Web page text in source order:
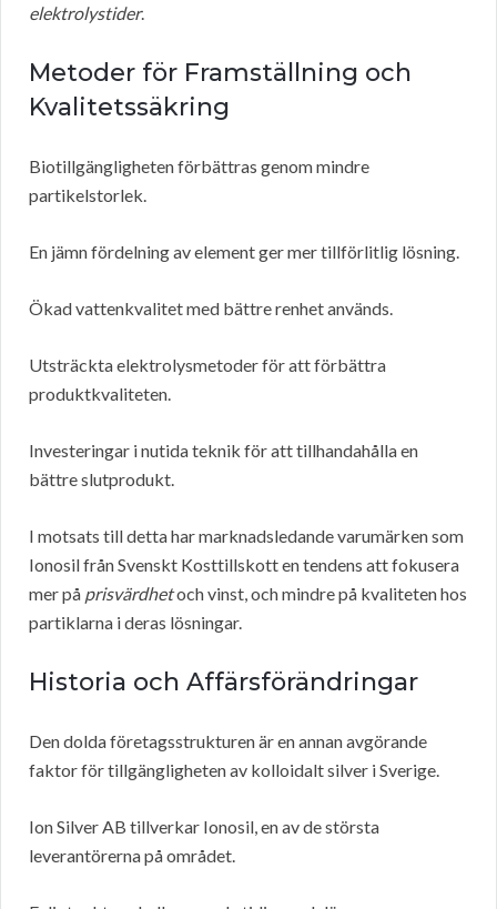
elektrolystider.
Metoder för Framställning och
Kvalitetssäkring
Biotillgängligheten förbättras genom mindre
partikelstorlek.
En jämn fördelning av element ger mer tillförlitlig lösning.
Ökad vattenkvalitet med bättre renhet används.
Utsträckta elektrolysmetoder för att förbättra
produktkvaliteten.
Investeringar i nutida teknik för att tillhandahålla en
bättre slutprodukt.
I motsats till detta har marknadsledande varumärken som
Ionosil från Svenskt Kosttillskott en tendens att fokusera
mer på prisvärdhetoch vinst, och mindre på kvaliteten hos
partiklarna i deras lösningar.
Historia och Affärsförändringar
Den dolda företagsstrukturen är en annan avgörande
faktor för tillgängligheten av kolloidalt silver i Sverige.
Ion Silver AB tillverkar Ionosil, en av de största
leverantörerna på området.